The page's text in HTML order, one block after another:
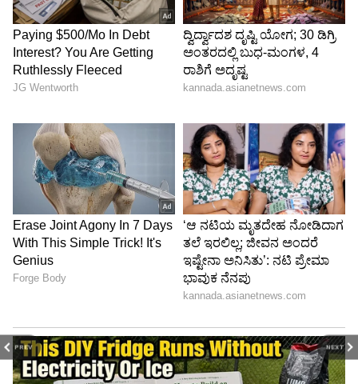
PREV NEXT